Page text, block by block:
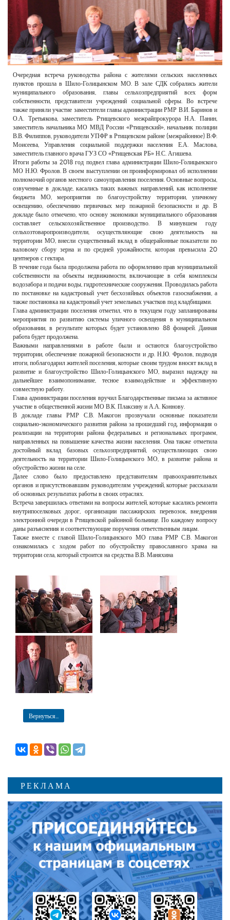
РЕКЛАМОДАТЕЛЯМ
ОБЪЯВЛЕНИЯ
КОНТАКТЫ
Очередная встреча руководства района с жителями сельских населенных
пунктов прошла в Шило-Голицынском МО. В зале СДК собрались жители
муниципального образования, главы сельхозпредприятий всех форм
собственности, представители учреждений социальной сферы. Во встрече
также приняли участие заместители главы администрации РМР В.И. Баринов и
О.А. Третьякова, заместитель Ртищевского межрайпрокурора Н.А. Панин,
заместитель начальника МО МВД России «Ртищевский», начальник полиции
В.В. Филиппов, руководители УПФР в Ртищевском районе (межрайонное) В.Ф.
Моисеева, Управления социальной поддержки населения Е.А. Маслова,
заместитель главного врача ГУЗ СО «Ртищевская РБ» Н.С. Агишева.
Итоги работы за 2018 год подвел глава администрации Шило-Голицынского
МО Н.Ю. Фролов. В своем выступлении он проинформировал об исполнении
полномочий органов местного самоуправления поселения. Основные вопросы,
озвученные в докладе, касались таких важных направлений, как исполнение
бюджета МО, мероприятия по благоустройству территории, уличному
освещению, обеспечению первичных мер пожарной безопасности и др. В
докладе было отмечено, что основу экономики муниципального образования
составляет сельскохозяйственное производство. В минувшем году
сельхозтоваропроизводители, осуществляющие свою деятельность на
территории МО, внесли существенный вклад в общерайонные показатели по
валовому сбору зерна и по средней урожайности, которая превысила 20
центнеров с гектара.
В течение года была продолжена работа по оформлению прав муниципальной
собственности на объекты недвижимости, включающие в себя комплексы
водозабора и подачи воды, гидротехнические сооружения. Проводилась работа
по постановке на кадастровый учет бесхозяйных объектов газоснабжения, а
также постановка на кадастровый учет земельных участков под кладбищами.
Глава администрации поселения отметил, что в текущем году запланированы
мероприятия по развитию системы уличного освещения в муниципальном
образовании, в результате которых будет установлено 88 фонарей. Данная
работа будет продолжена.
Важными направлениями в работе были и остаются благоустройство
территории, обеспечение пожарной безопасности и др. Н.Ю. Фролов, подводя
итоги, поблагодарил жителей поселения, которые своим трудом вносят вклад в
развитие и благоустройство Шило-Голицынского МО, выразил надежду на
дальнейшее взаимопонимание, тесное взаимодействие и эффективную
совместную работу.
Глава администрации поселения вручил Благодарственные письма за активное
участие в общественной жизни МО В.К. Плаксину и А.А. Коннову.
В докладе главы РМР С.В. Макогон прозвучали основные показатели
социально-экономического развития района за прошедший год, информация о
реализации на территории района федеральных и региональных программ,
направленных на повышение качества жизни населения. Она также отметила
достойный вклад базовых сельхозпредприятий, осуществляющих свою
деятельность на территории Шило-Голицынского МО, в развитие района и
обустройство жизни на селе.
Далее слово было предоставлено представителям правоохранительных
органов и присутствовавшим руководителям учреждений, которые рассказали
об основных результатах работы в своих отраслях.
Встреча завершилась ответами на вопросы жителей, которые касались ремонта
внутрипоселковых дорог, организации пассажирских перевозок, внедрения
электронной очереди в Ртищевской районной больнице. По каждому вопросу
даны разъяснения и соответствующие поручения ответственным лицам.
Также вместе с главой Шило-Голицынского МО глава РМР С.В. Макогон
ознакомилась с ходом работ по обустройству православного храма на
территории села, который строится на средства В.В. Маняхина
Вернуться...
РЕКЛАМА